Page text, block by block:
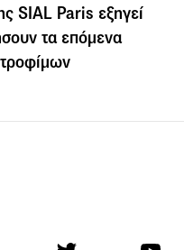
SIAL Paris εξηγεί
τα επόμενα